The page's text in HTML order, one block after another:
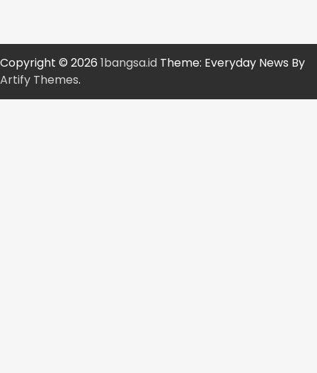
Copyright © 2026 1bangsa.id Theme: Everyday News By
Artify Themes.